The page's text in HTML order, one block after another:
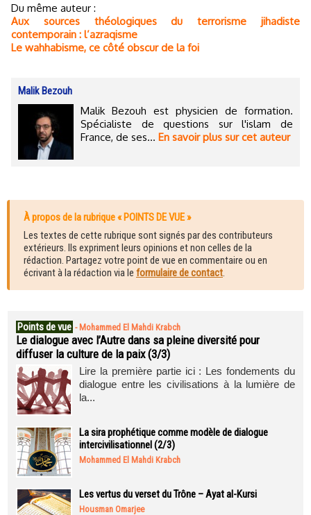
Du même auteur :
Aux sources théologiques du terrorisme jihadiste
contemporain : l’azraqisme
Le wahhabisme, ce côté obscur de la foi
Malik Bezouh
Malik Bezouh est physicien de formation.
Spécialiste de questions sur l'islam de
France, de ses... En savoir plus sur cet auteur
À propos de la rubrique « POINTS DE VUE »
Les textes de cette rubrique sont signés par des contributeurs
extérieurs. Ils expriment leurs opinions et non celles de la
rédaction. Partagez votre point de vue en commentaire ou en
écrivant à la rédaction via le formulaire de contact
Points de vue - Mohammed El Mahdi Krabch
Le dialogue avec l’Autre dans sa pleine diversité pour
diffuser la culture de la paix (3/3)
Lire la première partie ici : Les fondements du
dialogue entre les civilisations à la lumière de
la...
La sira prophétique comme modèle de dialogue
intercivilisationnel (2/3)
Mohammed El Mahdi Krabch
Les vertus du verset du Trône – Ayat al-Kursi
Housman Omarjee